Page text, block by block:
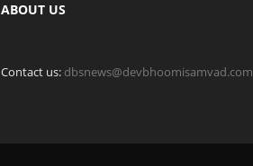
ABOUT US
Contact us: dbsnews@devbhoomisamvad.com